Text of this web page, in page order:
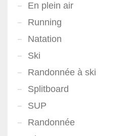
En plein air
Running
Natation
Ski
Randonnée à ski
Splitboard
SUP
Randonnée